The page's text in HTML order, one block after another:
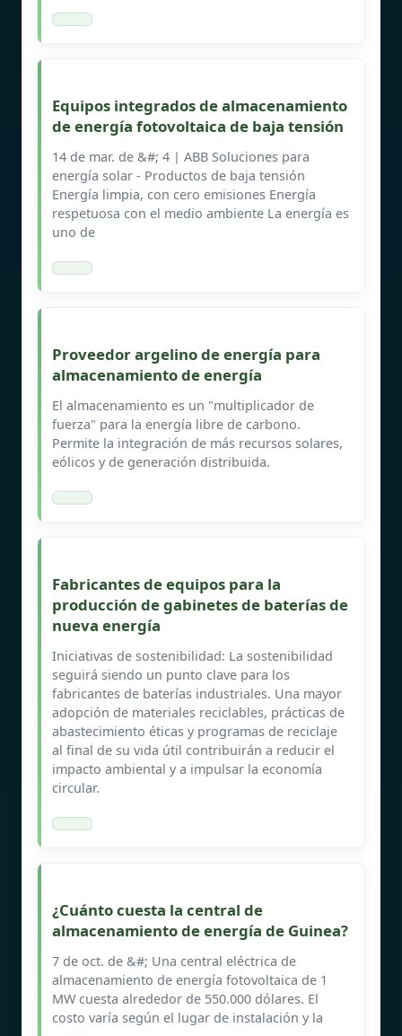
Equipos integrados de almacenamiento
de energía fotovoltaica de baja tensión
14 de mar. de &#; 4 | ABB Soluciones para
energía solar - Productos de baja tensión
Energía limpia, con cero emisiones Energía
respetuosa con el medio ambiente La energía es
uno de
Proveedor argelino de energía para
almacenamiento de energía
El almacenamiento es un "multiplicador de
fuerza" para la energía libre de carbono.
Permite la integración de más recursos solares,
eólicos y de generación distribuida.
Fabricantes de equipos para la
producción de gabinetes de baterías de
nueva energía
Iniciativas de sostenibilidad: La sostenibilidad
seguirá siendo un punto clave para los
fabricantes de baterías industriales. Una mayor
adopción de materiales reciclables, prácticas de
abastecimiento éticas y programas de reciclaje
al final de su vida útil contribuirán a reducir el
impacto ambiental y a impulsar la economía
circular.
¿Cuánto cuesta la central de
almacenamiento de energía de Guinea?
7 de oct. de &#; Una central eléctrica de
almacenamiento de energía fotovoltaica de 1
MW cuesta alrededor de 550.000 dólares. El
costo varía según el lugar de instalación y la